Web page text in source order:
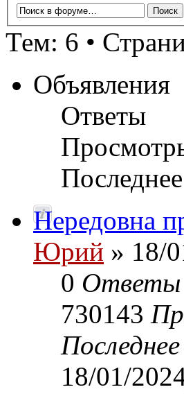
Тем: 6 •
Объявления
Ответы
Нередовна
Юрий » 18/
0 Ответы
730143
18/01/